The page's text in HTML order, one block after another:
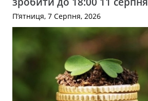
П’ятниця, 7 Серпня, 2026